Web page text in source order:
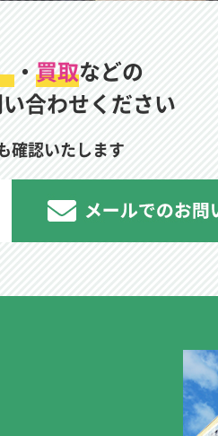
・ 買取などの
合わせください
確認いたします